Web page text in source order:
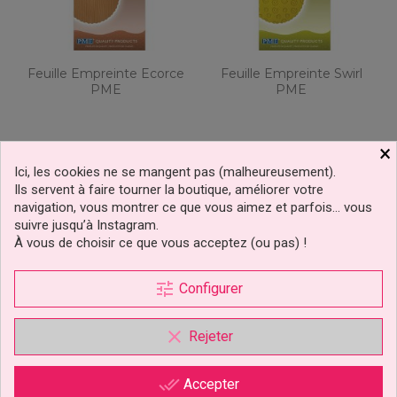
Feuille Empreinte Ecorce
PME
Ajouter au panier
1 avis
Feuille Empreinte Swirl
PME
Ajouter au panier
×
Ici, les cookies ne se mangent pas (malheureusement).
Ils servent à faire tourner la boutique, améliorer votre
navigation, vous montrer ce que vous aimez et parfois… vous
suivre jusqu’à Instagram.
À vous de choisir ce que vous acceptez (ou pas) !
tune Configurer
clear Rejeter
done_all Accepter